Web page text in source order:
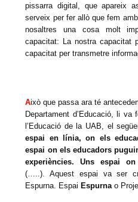
pissarra digital, que apareix
serveix per fer allò que fem
nosaltres una cosa molt
capacitat: La nostra capacitat
capacitat per transmetre
Això que passa ara té
Departament d’Educació, li
l’Educació de la UAB, el
espai en línia, on els
espai on els educadors
experiències. Uns espai
(…..). Aquest espai va ser
Espurna. Espai Espurna o